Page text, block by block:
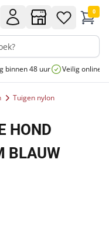
0
binnen 48 uur Veilig online
Tuigen nylon
HOND
BLAUW